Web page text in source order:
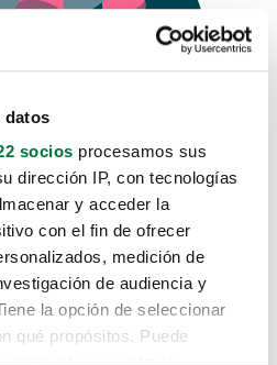
datos
socios procesamos sus
dirección IP, con tecnologías
y acceder la
con el fin de ofrecer
medición de
de audiencia y
la opción de seleccionar
qué propósitos. Puede
sabemos como
hasta aquí.
el coche que estás
estos enlaces: